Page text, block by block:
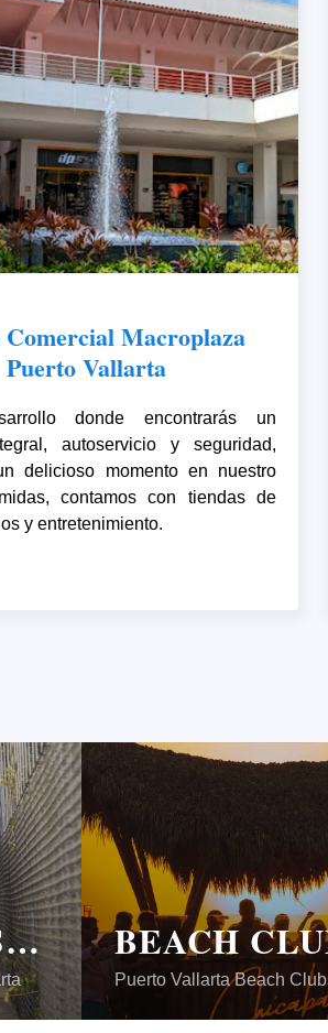
Macroplaza
Puerto Vallarta
donde encontrarás un
autoservicio y seguridad,
delicioso momento en nuestro
contamos con tiendas de
y entretenimiento.
ATRACCIONES & TOURS BEACH
Puerto Vallarta Beach